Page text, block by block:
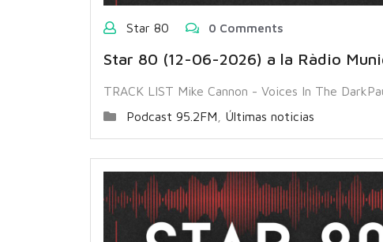
Star 80 0 Comments
Star 80 (12-06-2026) a la Ràdio
TRACK LIST Mike Cannon - Voices In The
Podcast 95.2FM
Últimas noticias